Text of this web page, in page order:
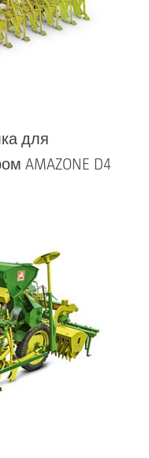
для
AMAZONE D4